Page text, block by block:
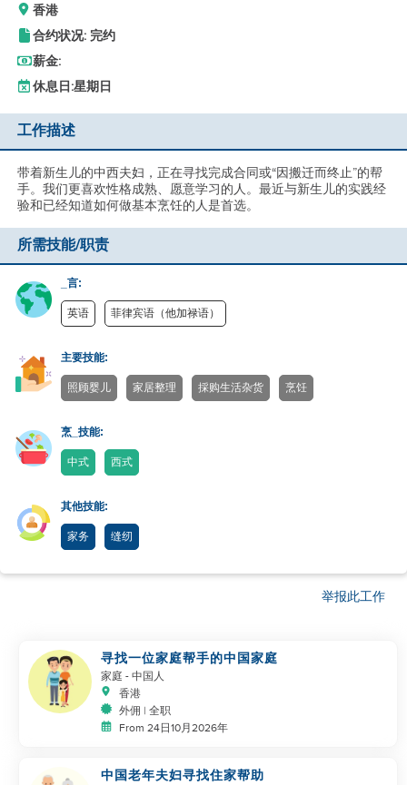
香港
合约状况: 完约
薪金:
休息日:星期日
工作描述
带着新生儿的中西夫妇，正在寻找完成合同或“因搬迁而终止”的帮
手。我们更喜欢性格成熟、愿意学习的人。最近与新生儿的实践经
验和已经知道如何做基本烹饪的人是首选。
所需技能/职责
_言:
英语 菲律宾语（他加禄语）
主要技能:
照顾婴儿 家居整理 採购生活杂货 烹饪
烹_技能:
中式 西式
其他技能:
家务 缝纫
举报此工作
寻找一位家庭帮手的中国家庭
家庭 - 中国人
香港
外佣 | 全职
From 24日10月2026年
中国老年夫妇寻找住家帮助